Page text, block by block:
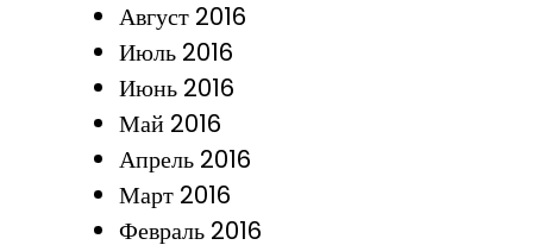
Август 2016
Июль 2016
Июнь 2016
Май 2016
Апрель 2016
Март 2016
Февраль 2016